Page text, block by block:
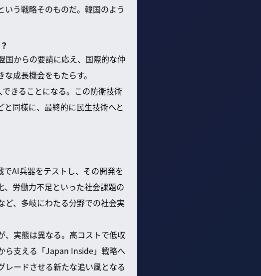
う戦略そのものだ。韓国のよう
国からの要請に応え、国際的な仲
成長機会をもたらす。
きることになる。この防衛技術
同様に、最終的に民生技術へと
AI兵器をテストし、その開発を
労働力不足といった社会課題の
、多岐にわたる分野での社会実
、実態は異なる。高コストで低収
ら支える「Japan Inside」戦略へ
レードさせる新たな追い風となる